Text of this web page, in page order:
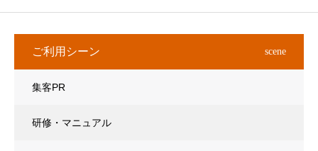
ご利用シーン scene
集客PR
研修・マニュアル